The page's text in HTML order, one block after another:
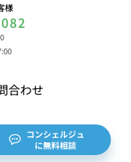
様
合わせ
コンシェルジュ
に無料相談